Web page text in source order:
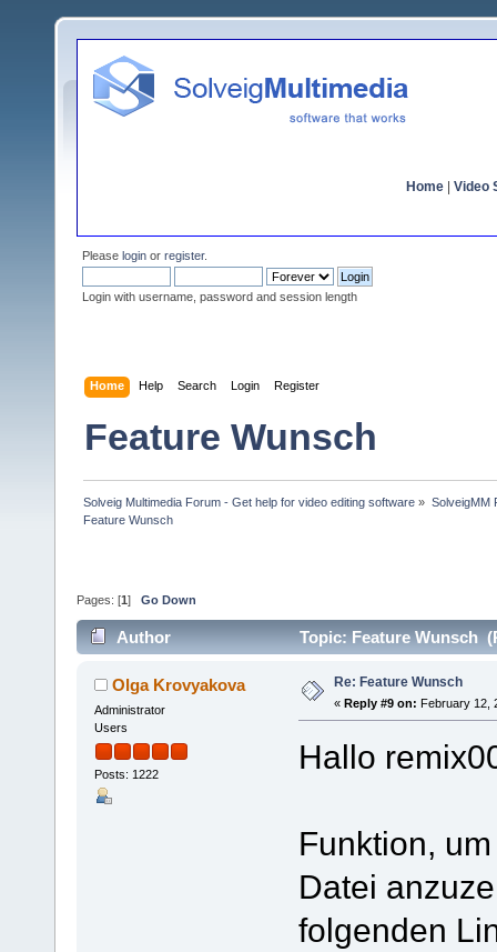
Home Video
Please login or register.
Login with username, password and session length
Home Help Search Login Register
Feature Wunsch
Solveig Multimedia Forum - Get help for video editing software » SolveigMM
Feature Wunsch
Pages: [1 ] Go Down
Author Topic: Feature Wunsch
Olga Krovyakova
Administrator
Users
Posts: 1222
Re: Feature Wunsch
« Reply #9 on: February 12,
Hallo
Funktion,
Datei
folgenden